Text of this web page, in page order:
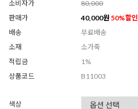
소비자가
80,000
판매가
40,000원 50%할인
배송
무료배송
소재
소가죽
적립금
1%
상품코드
B11003
색상